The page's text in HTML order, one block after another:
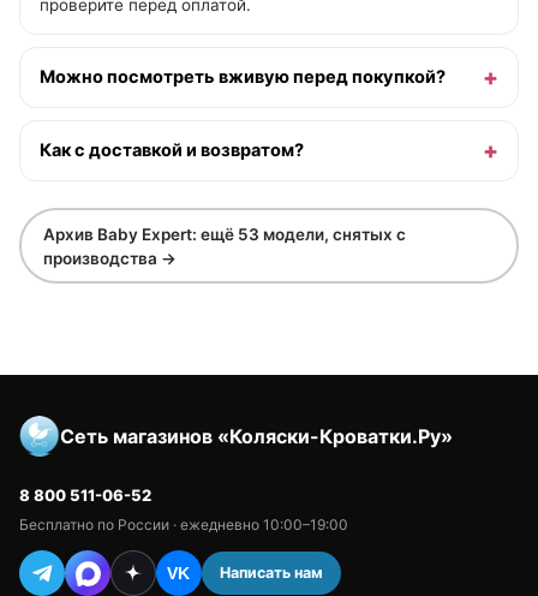
проверите перед оплатой.
Можно посмотреть вживую перед покупкой?
Как с доставкой и возвратом?
Архив Baby Expert: ещё 53 модели, снятых с
производства →
Сеть магазинов «Коляски-Кроватки.Ру»
8 800 511-06-52
Бесплатно по России · ежедневно 10:00–19:00
VK Написать нам